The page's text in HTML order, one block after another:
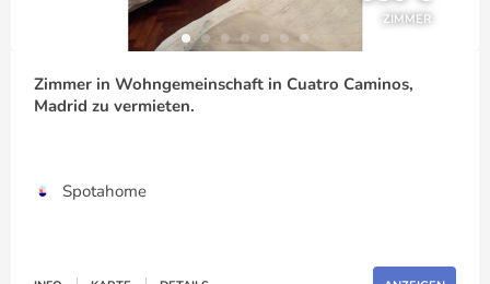
ZIMMER
Zimmer in Wohngemeinschaft in Cuatro Caminos,
Madrid zu vermieten.
Spotahome